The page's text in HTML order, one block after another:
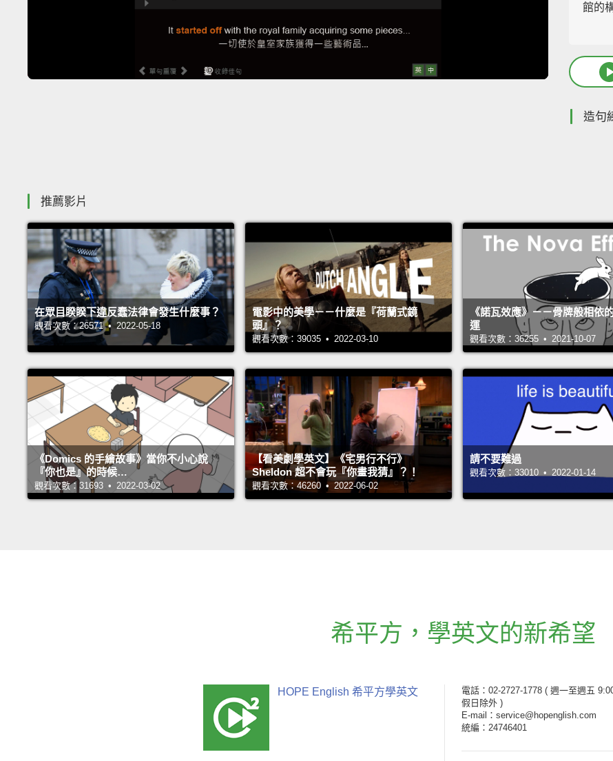
館的
造句
推薦影片
在眾目睽睽下違反蠢法律會發生什麼事？
觀看次數：26571 • 2022-05-18
電影中的美學－－什麼是『荷蘭式鏡
頭』？
觀看次數：39035 • 2022-03-10
《諾瓦效應》－－骨牌般相依
運
觀看次數：36255 • 2021-10-07
《Domics 的手繪故事》當你不小心說
『你也是』的時候…
觀看次數：31693 • 2022-03-02
【看美劇學英文】《宅男行不行》
Sheldon 超不會玩『你畫我猜』？！
觀看次數：46260 • 2022-06-02
請不要難過
觀看次數：33010 • 2022-01-14
希平方 ， 學英文的新希望
HOPE English 希平方學英文 電話：02-2727-1778 ( 週一至週五
假日除外 )
E-mail：service@hopenglish.com
統編：24746401